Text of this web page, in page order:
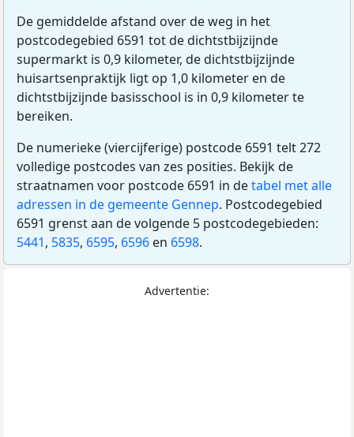
De gemiddelde afstand over de weg in het
postcodegebied 6591 tot de dichtstbijzijnde
supermarkt is 0,9 kilometer, de dichtstbijzijnde
huisartsenpraktijk ligt op 1,0 kilometer en de
dichtstbijzijnde basisschool is in 0,9 kilometer te
bereiken.
De numerieke (viercijferige) postcode 6591 telt 272
volledige postcodes van zes posities. Bekijk de
straatnamen voor postcode 6591 in detabel met alle
adressen in de gemeente Gennep. Postcodegebied
6591 grenst aan de volgende 5 postcodegebieden:
5441, 5835, 6595, 6596 en 6598.
Advertentie: